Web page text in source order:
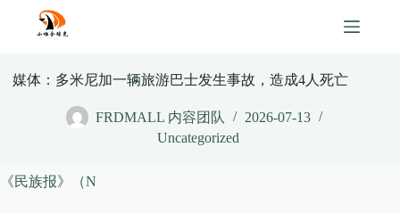
content
媒体：多米尼加一辆旅游巴士发生事故，造成4人死亡
FRDMALL 内容团队
2026-07-13
Uncategorized
《民族报》（N